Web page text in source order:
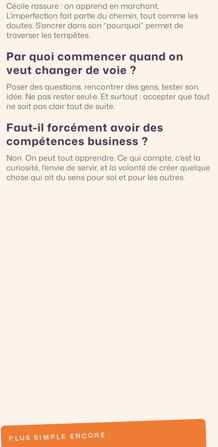
Cécile rassure : on apprend en marchant.
L’imperfection fait partie du chemin, tout comme les
doutes. S’ancrer dans son “pourquoi” permet de
traverser les tempêtes.
Par quoi commencer quand on
veut changer de voie ?
Poser des questions, rencontrer des gens, tester son
idée. Ne pas rester seul·e. Et surtout : accepter que tout
ne soit pas clair tout de suite.
Faut-il forcément avoir des
compétences business ?
Non. On peut tout apprendre. Ce qui compte, c’est la
curiosité, l’envie de servir, et la volonté de créer quelque
chose qui ait du sens pour soi et pour les autres.
PLUS SIMPLE ENCORE :